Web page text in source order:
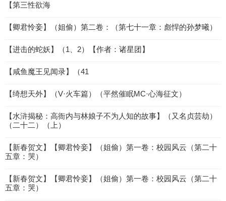
【第三性欲海
【卿君怜妾】（姐偷）第二卷：（第七十一章：彪悍的孙梦曦）
【进击的蛇妖】（1、2）【作者：诸星团】
【咸鱼魔王见闻录】（41
【绮想天外】（V·火车篇）（平然催眠MC·心海征文）
【水浒揭秘：高衙内与林娘子不为人知的故事】（又名贞芸劫）
（二十二）（上）
【新春贺文】【卿君怜妾】（姐偷）第一卷：校园风云（第二十
五章：哭）
【新春贺文】【卿君怜妾】（姐偷）第一卷：校园风云（第二十
五章：哭）